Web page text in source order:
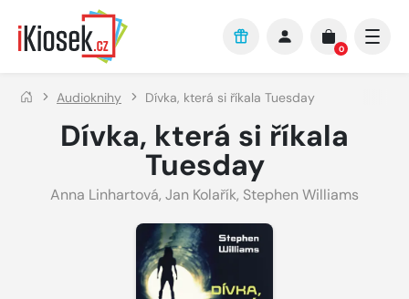
Přejít na hlavní obsah
0
Audioknihy Dívka, která si říkala Tuesday
Dívka, která si říkala
Tuesday
Anna Linhartová, Jan Kolařík, Stephen Williams